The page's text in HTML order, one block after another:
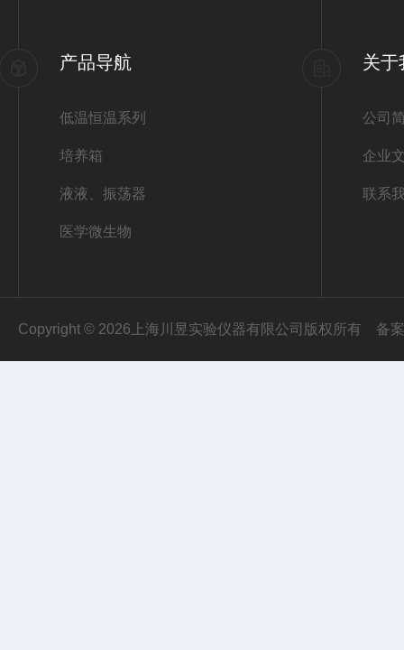
产品导航
低温恒温系列
培养箱
液液、振荡器
医学微生物
关于
公司
企业
联系
Copyright © 2026上海川昱实验仪器有限公司版权所有 备